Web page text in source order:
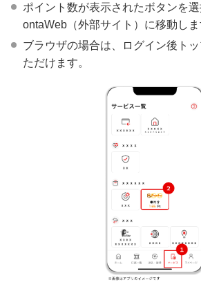
ポイント数が表示されたボタンを
ontaWeb（外部サイト）に移動しま
ブラウザの場合は、ログイン後ト
ただけます。